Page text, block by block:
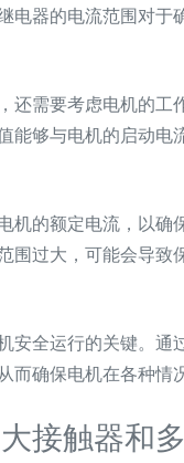
电器的电流范围对于
还需要考虑电机的工
能够与电机的启动电
机的额定电流，以确
围过大，可能会导致
安全运行的关键。通
确保电机在各种情
接触器和